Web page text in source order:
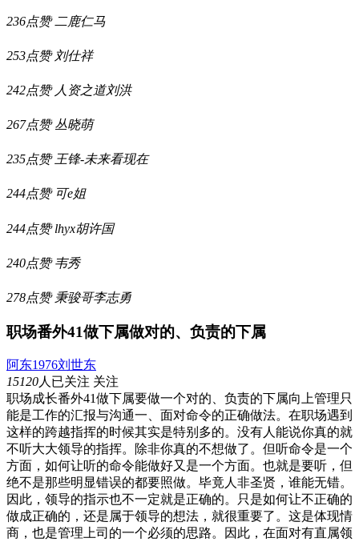
236点赞 二鹿仁马
253点赞 刘仕祥
242点赞 人资之道刘洪
267点赞 丛晓萌
235点赞 王锋-未来看现在
244点赞 可e姐
244点赞 lhyx胡许国
240点赞 韦秀
278点赞 秉骏哥李志勇
职场番外41做下属做对的、负责的下属
阿东1976刘世东
15120人已关注 关注
职场成长番外41做下属要做一个对的、负责的下属向上管理只
能是工作的汇报与沟通一、面对命令的正确做法。在职场遇到
这样的跨越指挥的时候其实是特别多的。没有人能说你真的就
不听大大领导的指挥。除非你真的不想做了。但听命令是一个
方面，如何让听的命令能做好又是一个方面。也就是要听，但
绝不是那些明显错误的都要照做。毕竟人非圣贤，谁能无错。
因此，领导的指示也不一定就是正确的。只是如何让不正确的
做成正确的，还是属于领导的想法，就很重要了。这是体现情
商，也是管理上司的一个必须的思路。因此，在面对有直属领